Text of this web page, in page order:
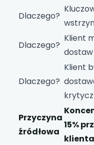
Dlaczego?
Dlaczego?
Klient
Dlaczego?
Klient
Przyczyna
źródłowa
15%